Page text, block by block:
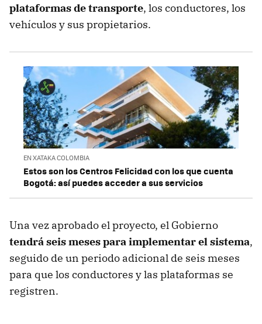
plataformas de transporte, los conductores, los
vehículos y sus propietarios.
EN XATAKA COLOMBIA
Estos son los Centros Felicidad con los que cuenta
Bogotá: así puedes acceder a sus servicios
Una vez aprobado el proyecto, el Gobierno
tendrá seis meses para implementar el sistema,
seguido de un periodo adicional de seis meses
para que los conductores y las plataformas se
registren.